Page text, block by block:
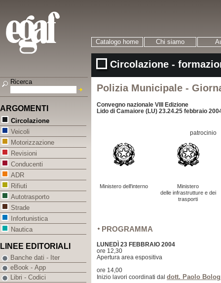
Catalogo home Chi siamo
Circolazione -
Polizia Municipale -
Convegno nazionale VIII Edizione
Lido di Camaiore (LU) 23.24.25 febbraio
patrocinio
Ministero dell'interno
Ministero
delle infrastrutture e dei
trasporti
PROGRAMMA
LUNEDÌ 23 FEBBRAIO 2004
ore 12,30
Apertura area espositiva
ore 14,00
Inizio lavori coordinati dal dott. Paolo
Ricerca
ARGOMENTI
Circolazione
Veicoli
Motorizzazione
Revisioni
Conducenti
ADR
Rifiuti
Autotrasporto
Strade
Infortunistica
Nautica
LINEE EDITORIALI
Banche dati - Iter
eBook - App
Libri - Codici